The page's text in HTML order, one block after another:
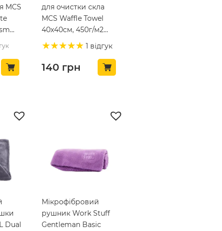
MCS
для очистки скла
MCS Waffle Towel
40х40см, 450г/м2
(MCS24)
1 відгук
140 грн
Dual
Мікрофібровий
рушник Work Stuff
Gentleman Basic